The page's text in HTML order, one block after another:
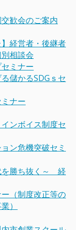
歓会のご案内
】経営者・後継者
相談会
ミナー
儲かるSDGｓセ
ナー
ンボイス制度セ
ン危機突破セミ
を勝ち抜く～ 経
（制度改正等の
）